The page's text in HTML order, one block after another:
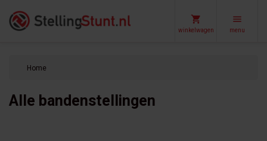
winkelwagen menu
Home
Alle bandenstellingen